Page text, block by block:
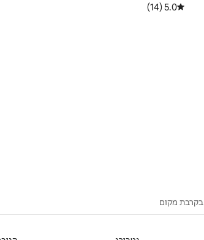
דירוג ממוצע של 5.0 מתוך 5, 14 ביקורות
5.0 (14)
בקרבת מקום